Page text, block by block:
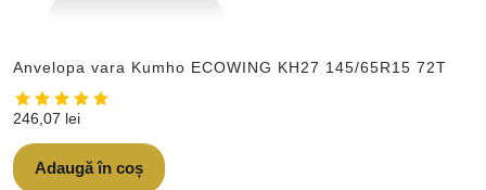
Anvelopa vara Kumho ECOWING KH27 145/65R15 72T
246,07 lei
Adaugă în coș